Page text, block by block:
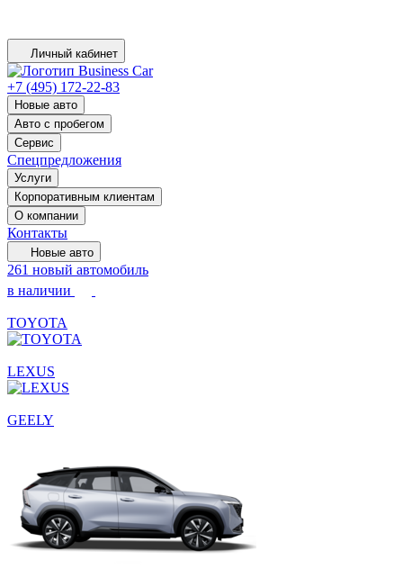
Личный кабинет
+7 (495) 172-22-83
Новые авто
Авто с пробегом
Сервис
Спецпредложения
Услуги
Корпоративным клиентам
О компании
Контакты
Новые авто
261 новый автомобиль
в наличии
TOYOTA
LEXUS
GEELY